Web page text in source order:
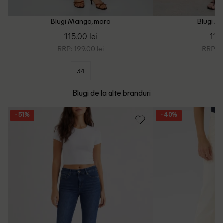
Blugi Mango, maro
115.00 lei
RRP: 199.00 lei
34
Blugi
RRP:
Blugi de la alte branduri
- 51% - 40%